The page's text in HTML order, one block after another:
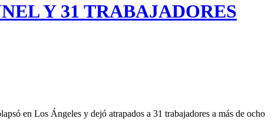
Y 31 TRABAJADORES
en Los Ángeles y dejó atrapados a 31 trabajadores a más de ocho